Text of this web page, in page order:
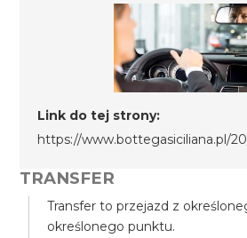
Link do tej strony:
https://www.bottegasiciliana.pl/
TRANSFER
Transfer to przejazd z
określonego punktu.